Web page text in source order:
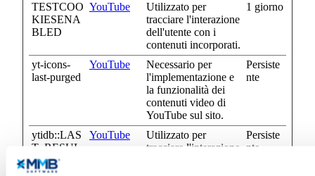
TESTCOO
KIESENA
BLED
YouTube
Utilizzato per
tracciare l'interazione
dell'utente con i
contenuti incorporati.
1 giorno
yt-icons-
last-purged
YouTube
Necessario per
l'implementazione e
la funzionalità dei
contenuti video di
YouTube sul sito.
Persiste
nte
ytidb::LAS
T_RESUL
T_ENTRY
_KEY
YouTube
Utilizzato per
tracciare l'interazione
Persiste
nte